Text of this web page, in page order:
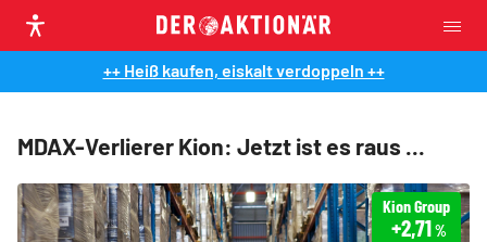
++ Heiß kaufen, eiskalt verdoppeln ++
MDAX-Verlierer Kion: Jetzt ist es raus ...
Kion Group
+2,71 %